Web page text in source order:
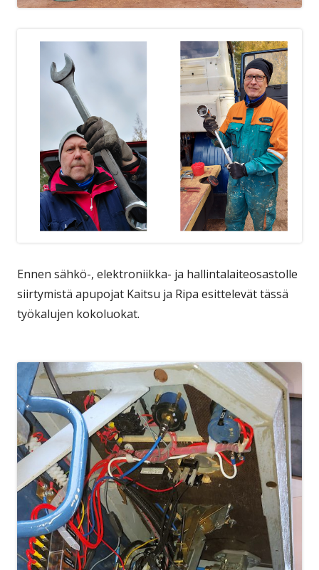
Ennen sähkö-, elektroniikka- ja hallintalaiteosastolle
siirtymistä apupojat Kaitsu ja Ripa esittelevät tässä
työkalujen kokoluokat.